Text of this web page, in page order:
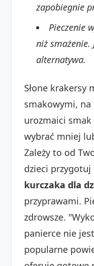
zapobiegnie
Pieczenie
niż smażenie.
alternatywa.
Słone krakersy
smakowymi, na
urozmaici smak
wybrać mniej
Zależy to od
dzieci przygotuj
kurczaka dla
przyprawami.
zdrowsze.
panierce nie
popularne